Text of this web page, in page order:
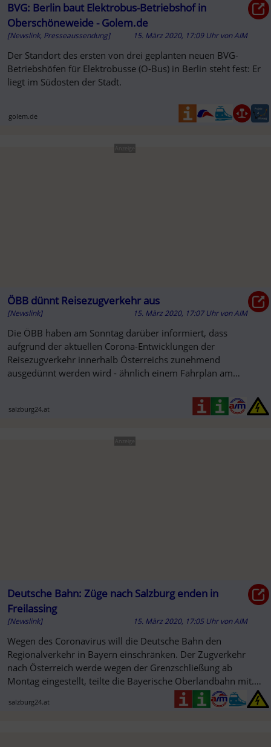
BVG: Berlin baut Elektrobus-Betriebshof in
Oberschöneweide - Golem.de
[Newslink, Presseaussendung] 15. März 2020, 17:09 Uhr vonAIM
Der Standort des ersten von drei geplanten neuen BVG-
Betriebshöfen für Elektrobusse (O-Bus) in Berlin steht fest: Er
liegt im Südosten der Stadt.
golem.de
Anzeige
ÖBB dünnt Reisezugverkehr aus
[Newslink] 15. März 2020, 17:07 Uhr vonAIM
Die ÖBB haben am Sonntag darüber informiert, dass
aufgrund der aktuellen Corona-Entwicklungen der
Reisezugverkehr innerhalb Österreichs zunehmend
ausgedünnt werden wird - ähnlich einem Fahrplan am
salzburg24.at
Anzeige
Deutsche Bahn: Züge nach Salzburg enden in
Freilassing
[Newslink] 15. März 2020, 17:05 Uhr vonAIM
Wegen des Coronavirus will die Deutsche Bahn den
Regionalverkehr in Bayern einschränken. Der Zugverkehr
nach Österreich werde wegen der Grenzschließung ab
Montag eingestellt, teilte die Bayerische Oberlandbahn mit.
salzburg24.at